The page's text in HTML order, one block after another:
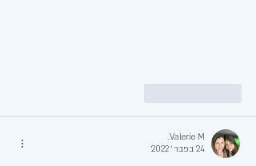
Valerie M.
24 בפבר׳ 2022